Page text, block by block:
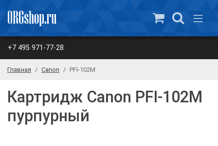
+7 495 971-77-28
Главная Canon PFI-102M
Картридж Canon PFI-102M
пурпурный